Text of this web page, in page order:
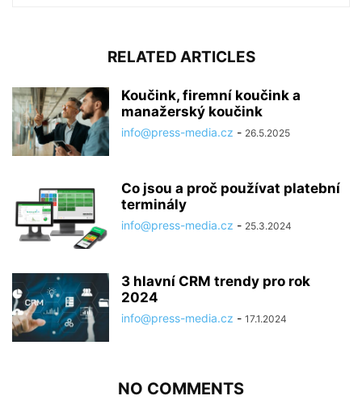
RELATED ARTICLES
Koučink, firemní koučink a
manažerský koučink
info@press-media.cz - 26.5.2025
Co jsou a proč používat platební
terminály
info@press-media.cz - 25.3.2024
3 hlavní CRM trendy pro rok
2024
info@press-media.cz - 17.1.2024
NO COMMENTS